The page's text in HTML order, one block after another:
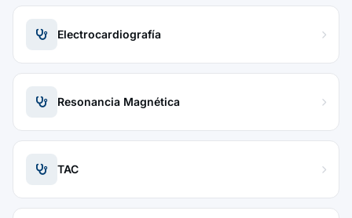
Electrocardiografía
Resonancia Magnética
TAC